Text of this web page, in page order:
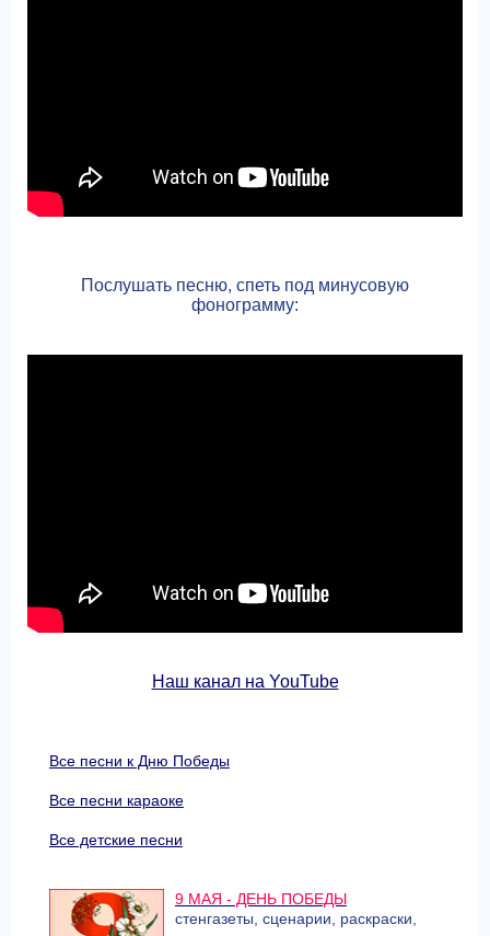
Послушать песню, спеть под минусовую
фонограмму:
Наш канал на YouTube
Все песни к Дню Победы
Все песни караоке
Все детские песни
9 МАЯ - ДЕНЬ ПОБЕДЫ
стенгазеты, сценарии, раскраски,